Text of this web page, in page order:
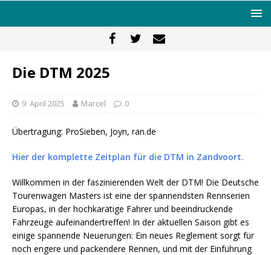
Die DTM 2025
9. April 2025 Marcel 0
Übertragung: ProSieben, Joyn, ran.de
Hier der komplette Zeitplan für die DTM in Zandvoort.
Willkommen in der faszinierenden Welt der DTM! Die Deutsche
Tourenwagen Masters ist eine der spannendsten Rennserien
Europas, in der hochkarätige Fahrer und beeindruckende
Fahrzeuge aufeinandertreffen! In der aktuellen Saison gibt es
einige spannende Neuerungen: Ein neues Reglement sorgt für
noch engere und packendere Rennen, und mit der Einführung